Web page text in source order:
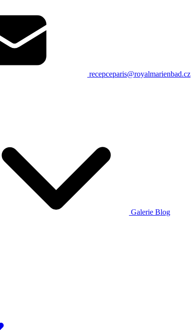
recepceparis@royalmarienbad.cz
Galerie Blog